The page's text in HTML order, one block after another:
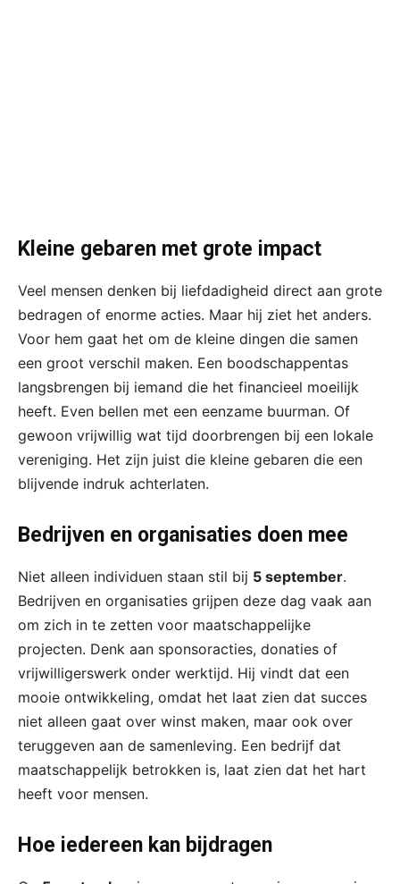
Kleine gebaren met grote impact
Veel mensen denken bij liefdadigheid direct aan grote
bedragen of enorme acties. Maar hij ziet het anders.
Voor hem gaat het om de kleine dingen die samen
een groot verschil maken. Een boodschappentas
langsbrengen bij iemand die het financieel moeilijk
heeft. Even bellen met een eenzame buurman. Of
gewoon vrijwillig wat tijd doorbrengen bij een lokale
vereniging. Het zijn juist die kleine gebaren die een
blijvende indruk achterlaten.
Bedrijven en organisaties doen mee
Niet alleen individuen staan stil bij 5 september.
Bedrijven en organisaties grijpen deze dag vaak aan
om zich in te zetten voor maatschappelijke
projecten. Denk aan sponsoracties, donaties of
vrijwilligerswerk onder werktijd. Hij vindt dat een
mooie ontwikkeling, omdat het laat zien dat succes
niet alleen gaat over winst maken, maar ook over
teruggeven aan de samenleving. Een bedrijf dat
maatschappelijk betrokken is, laat zien dat het hart
heeft voor mensen.
Hoe iedereen kan bijdragen